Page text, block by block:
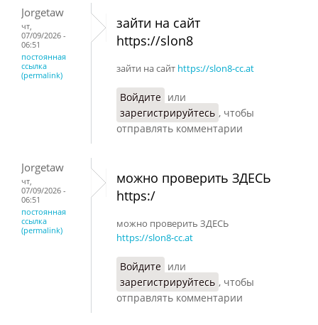
Jorgetaw
чт,
07/09/2026 -
06:51
постоянная
ссылка
(permalink)
зайти на сайт
https://slon8
зайти на сайт https://slon8-cc.at
Войдите или
зарегистрируйтесь , чтобы
отправлять комментарии
Jorgetaw
чт,
07/09/2026 -
06:51
постоянная
ссылка
(permalink)
можно проверить ЗДЕСЬ
https:/
можно проверить ЗДЕСЬ
https://slon8-cc.at
Войдите или
зарегистрируйтесь , чтобы
отправлять комментарии